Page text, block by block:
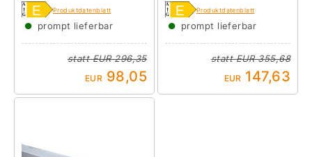
Produktdatenblatt
● prompt lieferbar
stattEUR 296,35
EUR 98,05
Produktdatenblatt
● prompt lieferbar
stattEUR 355,68
EUR 147,63